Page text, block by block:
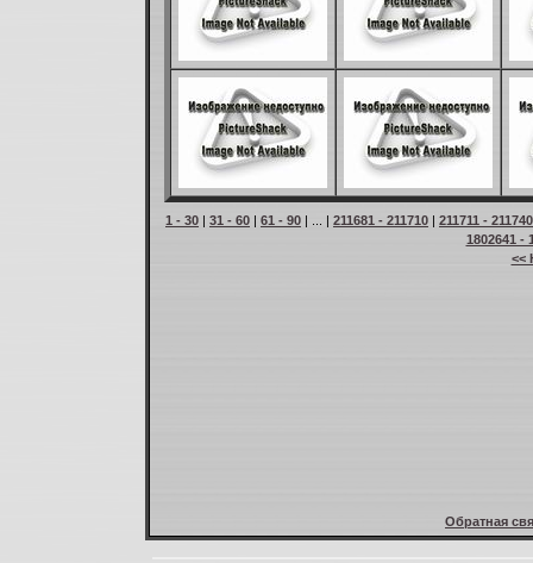
1 - 30 | 31 - 60 | 61 - 90 | ... | 211681 - 211710 | 211711 - 211740
1802641 -
<<
Обратная